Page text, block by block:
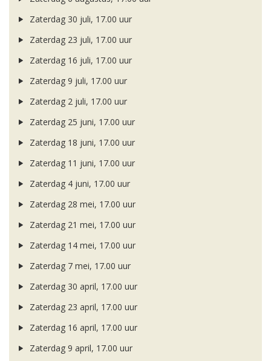
Zaterdag 30 juli, 17.00 uur
Zaterdag 23 juli, 17.00 uur
Zaterdag 16 juli, 17.00 uur
Zaterdag 9 juli, 17.00 uur
Zaterdag 2 juli, 17.00 uur
Zaterdag 25 juni, 17.00 uur
Zaterdag 18 juni, 17.00 uur
Zaterdag 11 juni, 17.00 uur
Zaterdag 4 juni, 17.00 uur
Zaterdag 28 mei, 17.00 uur
Zaterdag 21 mei, 17.00 uur
Zaterdag 14 mei, 17.00 uur
Zaterdag 7 mei, 17.00 uur
Zaterdag 30 april, 17.00 uur
Zaterdag 23 april, 17.00 uur
Zaterdag 16 april, 17.00 uur
Zaterdag 9 april, 17.00 uur